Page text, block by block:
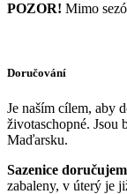
POZOR! Mimo
Doručování
Je naším cílem, aby
životaschopné. Jsou
Maďarsku.
Sazenice
zabaleny, v úterý je